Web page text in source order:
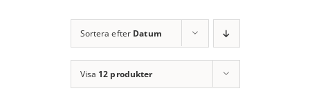
Jobba hos oss
Bli återförsäljare
Sortera efter Datum
Visa 12 produkter